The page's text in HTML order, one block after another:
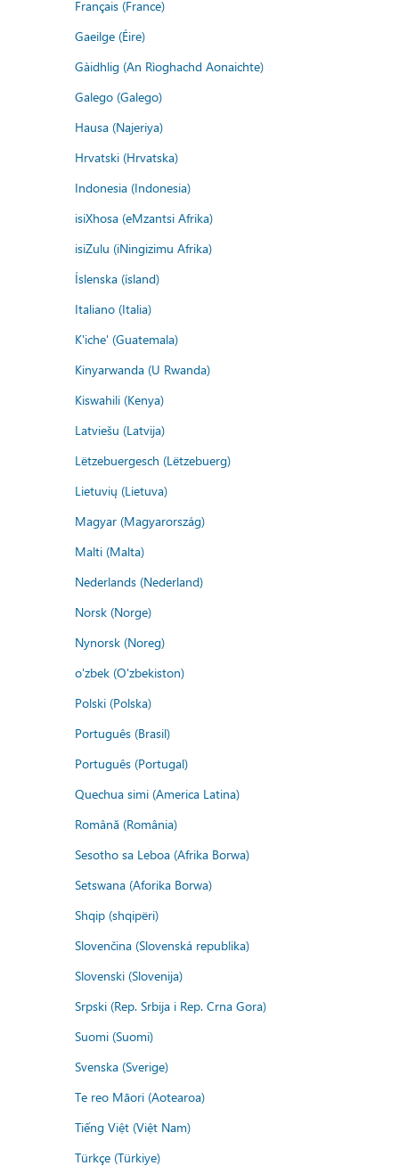
Français (France)
Gaeilge (Éire)
Gàidhlig (An Rìoghachd Aonaichte)
Galego (Galego)
Hausa (Najeriya)
Hrvatski (Hrvatska)
Indonesia (Indonesia)
isiXhosa (eMzantsi Afrika)
isiZulu (iNingizimu Afrika)
Íslenska (ísland)
Italiano (Italia)
K'iche' (Guatemala)
Kinyarwanda (U Rwanda)
Kiswahili (Kenya)
Latviešu (Latvija)
Lëtzebuergesch (Lëtzebuerg)
Lietuvių (Lietuva)
Magyar (Magyarország)
Malti (Malta)
Nederlands (Nederland)
Norsk (Norge)
Nynorsk (Noreg)
o'zbek (O'zbekiston)
Polski (Polska)
Português (Brasil)
Português (Portugal)
Quechua simi (America Latina)
Română (România)
Sesotho sa Leboa (Afrika Borwa)
Setswana (Aforika Borwa)
Shqip (shqipëri)
Slovenčina (Slovenská republika)
Slovenski (Slovenija)
Srpski (Rep. Srbija i Rep. Crna Gora)
Suomi (Suomi)
Svenska (Sverige)
Te reo Māori (Aotearoa)
Tiếng Việt (Việt Nam)
Türkçe (Türkiye)